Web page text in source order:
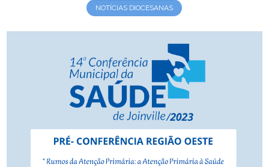
NOTÍCIAS DIOCESANAS